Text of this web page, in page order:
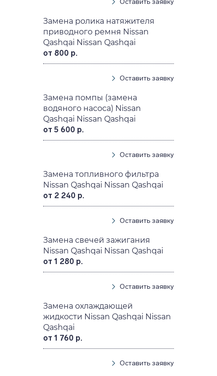
Замена ролика натяжителя
приводного ремня Nissan
Qashqai Nissan Qashqai
от 800 р.
Оставить заявку
Замена помпы (замена
водяного насоса) Nissan
Qashqai Nissan Qashqai
от 5 600 р.
Оставить заявку
Замена топливного фильтра
Nissan Qashqai Nissan Qashqai
от 2 240 р.
Оставить заявку
Замена свечей зажигания
Nissan Qashqai Nissan Qashqai
от 1 280 р.
Оставить заявку
Замена охлаждающей
жидкости Nissan Qashqai Nissan
Qashqai
от 1 760 р.
Оставить заявку